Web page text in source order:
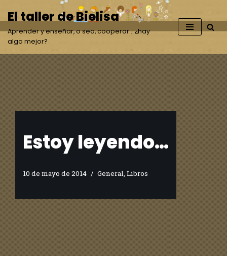
Saltar
al
contenido
El taller de Bielisa
Aprender y enseñar, o sea, cooperar… ¿hay
algo mejor?
Estoy leyendo…
10 de mayo de 2014 General, Libros